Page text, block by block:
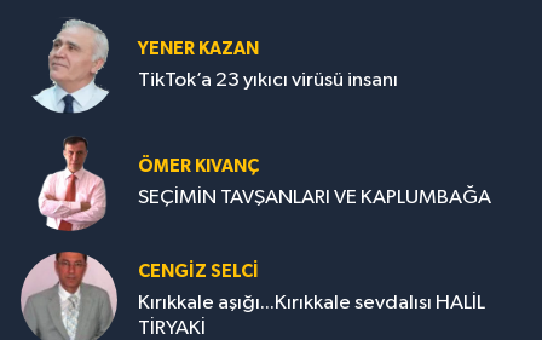
YENER KAZAN
TikTok’a 23 yıkıcı virüsü insanı
ÖMER KIVANÇ
SEÇİMİN TAVŞANLARI VE KAPLUMBAĞA
CENGİZ SELCİ
Kırıkkale aşığı...Kırıkkale sevdalısı HALİL
TİRYAKİ